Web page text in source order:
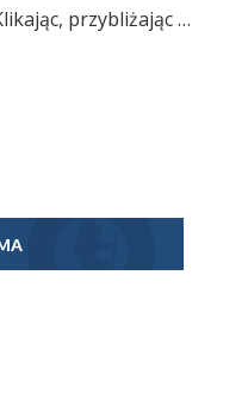
przybliżając …